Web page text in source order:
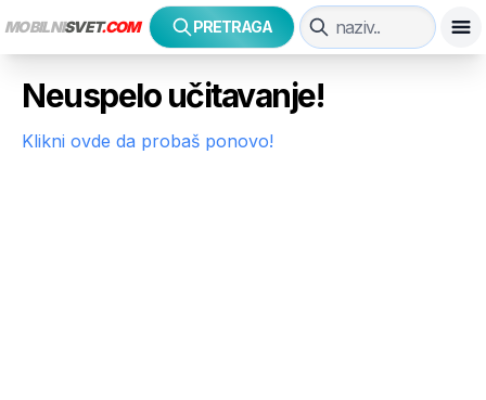
MOBILNISVET.COM PRETRAGA
Neuspelo učitavanje!
Klikni ovde da probaš ponovo!